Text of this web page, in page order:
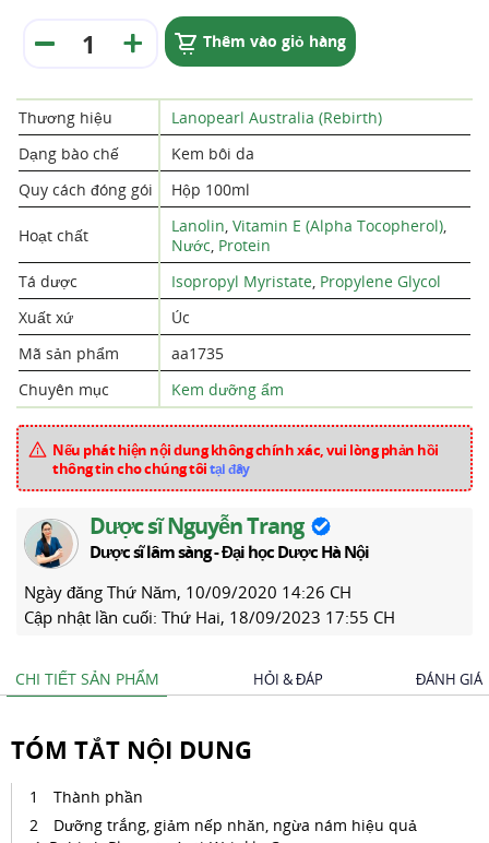
Thêm vào giỏ hàng
Thương hiệu
Lanopearl Australia (Rebirth)
Dạng bào chế
Kem bôi da
Quy cách đóng gói
Hộp 100ml
Hoạt chất Lanolin, Vitamin E (Alpha Tocopherol),
Nước, Protein
Tá dược
Isopropyl Myristate, Propylene Glycol
Xuất xứ
Úc
Mã sản phẩm
aa1735
Chuyên mục
Kem dưỡng ẩm
Nếu phát hiện nội dung không chính xác, vui lòng phản hồi
thông tin cho chúng tôitại đây
Dược sĩ Nguyễn Trang
Dược sĩ lâm sàng - Đại học Dược Hà Nội
Ngày đăng Thứ Năm, 10/09/2020 14:26 CH
Cập nhật lần cuối: Thứ Hai, 18/09/2023 17:55 CH
CHI TIẾT SẢN PHẨM HỎI & ĐÁP ĐÁNH GIÁ
TÓM TẮT NỘI DUNG
Thành phần
Dưỡng trắng, giảm nếp nhăn, ngừa nám hiệu quả